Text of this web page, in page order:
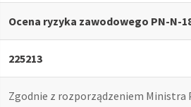
Ocena ryzyka zawodowego PN-N-
225213
Zgodnie z rozporządzeniem Ministra